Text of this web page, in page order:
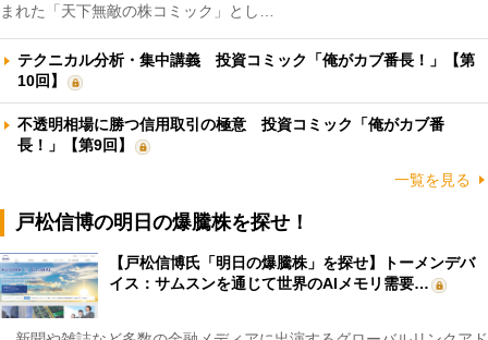
まれた「天下無敵の株コミック」とし…
テクニカル分析・集中講義 投資コミック「俺がカブ番長！」【第
10回】
不透明相場に勝つ信用取引の極意 投資コミック「俺がカブ番
長！」【第9回】
一覧を見る
戸松信博の明日の爆騰株を探せ！
【戸松信博氏「明日の爆騰株」を探せ】トーメンデバ
イス：サムスンを通じて世界のAIメモリ需要…